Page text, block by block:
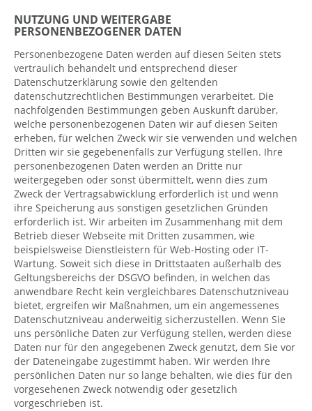
NUTZUNG UND WEITERGABE
PERSONENBEZOGENER DATEN
Personenbezogene Daten werden auf diesen Seiten stets
vertraulich behandelt und entsprechend dieser
Datenschutzerklärung sowie den geltenden
datenschutzrechtlichen Bestimmungen verarbeitet. Die
nachfolgenden Bestimmungen geben Auskunft darüber,
welche personenbezogenen Daten wir auf diesen Seiten
erheben, für welchen Zweck wir sie verwenden und welchen
Dritten wir sie gegebenenfalls zur Verfügung stellen. Ihre
personenbezogenen Daten werden an Dritte nur
weitergegeben oder sonst übermittelt, wenn dies zum
Zweck der Vertragsabwicklung erforderlich ist und wenn
ihre Speicherung aus sonstigen gesetzlichen Gründen
erforderlich ist. Wir arbeiten im Zusammenhang mit dem
Betrieb dieser Webseite mit Dritten zusammen, wie
beispielsweise Dienstleistern für Web-Hosting oder IT-
Wartung. Soweit sich diese in Drittstaaten außerhalb des
Geltungsbereichs der DSGVO befinden, in welchen das
anwendbare Recht kein vergleichbares Datenschutzniveau
bietet, ergreifen wir Maßnahmen, um ein angemessenes
Datenschutzniveau anderweitig sicherzustellen. Wenn Sie
uns persönliche Daten zur Verfügung stellen, werden diese
Daten nur für den angegebenen Zweck genutzt, dem Sie vor
der Dateneingabe zugestimmt haben. Wir werden Ihre
persönlichen Daten nur so lange behalten, wie dies für den
vorgesehenen Zweck notwendig oder gesetzlich
vorgeschrieben ist.